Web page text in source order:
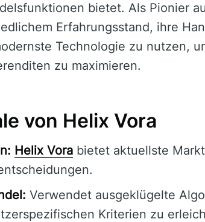
bietet. Als Pionier
Erfahrungsstand, ihre
Technologie zu nutzen,
zu maximieren.
von Helix Vora
Helix Vora bietet aktuellste
Verwendet ausgeklügelte
Kriterien zu